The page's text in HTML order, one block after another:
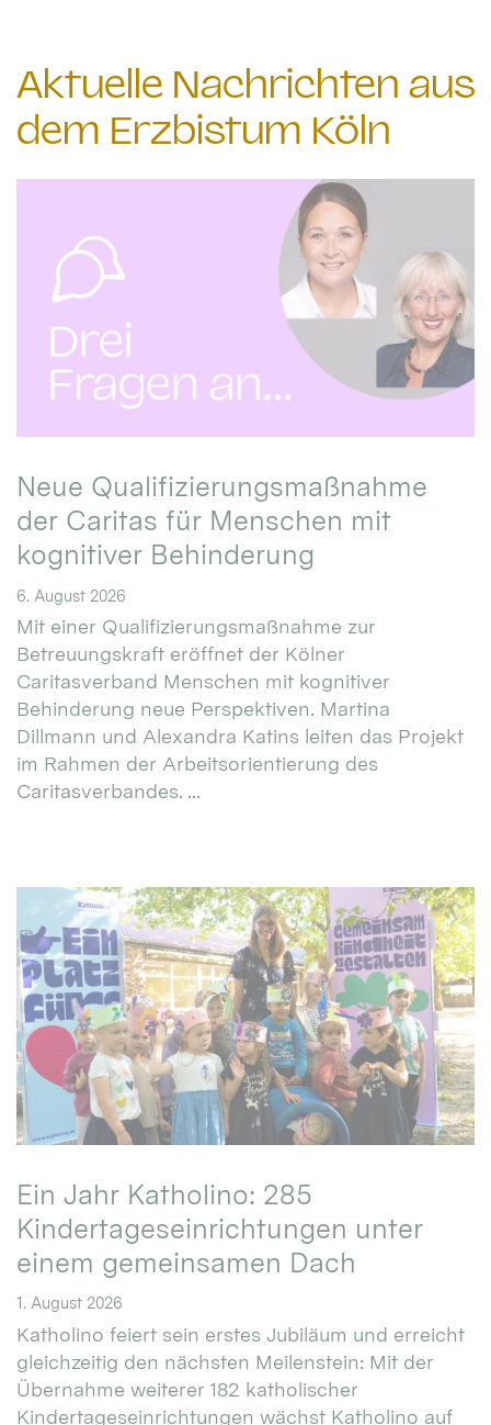
Aktuelle Nachrichten aus
dem Erzbistum Köln
Neue Qualifizierungsmaßnahme
der Caritas für Menschen mit
kognitiver Behinderung
6. August 2026
Mit einer Qualifizierungsmaßnahme zur
Betreuungskraft eröffnet der Kölner
Caritasverband Menschen mit kognitiver
Behinderung neue Perspektiven. Martina
Dillmann und Alexandra Katins leiten das Projekt
im Rahmen der Arbeitsorientierung des
Caritasverbandes. ...
Ein Jahr Katholino: 285
Kindertageseinrichtungen unter
einem gemeinsamen Dach
1. August 2026
Katholino feiert sein erstes Jubiläum und erreicht
gleichzeitig den nächsten Meilenstein: Mit der
Übernahme weiterer 182 katholischer
Kindertageseinrichtungen wächst Katholino auf